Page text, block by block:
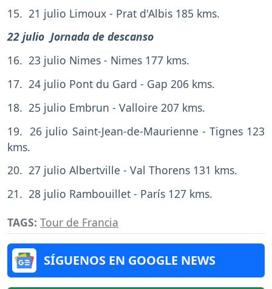
15. 21 julio Limoux - Prat d'Albis 185 kms.
22 julio Jornada de descanso
16. 23 julio Nimes - Nimes 177 kms.
17. 24 julio Pont du Gard - Gap 206 kms.
18. 25 julio Embrun - Valloire 207 kms.
19. 26 julio Saint-Jean-de-Maurienne - Tignes 123
kms.
20. 27 julio Albertville - Val Thorens 131 kms.
21. 28 julio Rambouillet - París 127 kms.
TAGS: Tour de Francia
SÍGUENOS EN GOOGLE NEWS